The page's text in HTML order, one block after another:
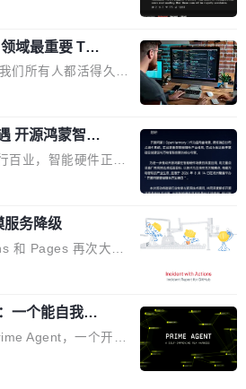
度仅16厘米，属于同
1600W电源产品。小
准A...
的事实——品牌对专
此迫切。 但市场扩容
在改变。2026年Top
,“产品”这个离消费
销层面的权重显著变
争正在从规模转向深
线协同...
充斥着大量过
研究员 Keller Jorda
他不是在说风凉
尽皆知但很少公开捅
了一句软化声明：
分论文都在过度宣传
，如果你筛选出那些
那它们大部分都是过
痛点。不是所有论文
那批论文最有问题。
Shen，一位 ICLR 2
域最重要 Top
们所有人都活得久。
客，而是出自 Hieu
是谁？他是 xAI
训练基础设施团队
一条帖子，列出了他
个开源项目。 第一
解释，但 FA2 是他
恰到好处，刚好能
那些"邪恶的" Hopp
修改和适配。 更关
开源鸿蒙智能
举行
百业，智能硬件正从
化、协同化发展。作
布式能力，为不同类
互联提供关键支撑，
新与商业增长打开新
蒙智能硬件开发者日
Hardware Develope
面向智能硬件产业
专家与资深技术顾
、设备适配、芯片适
服务降级
和 Pages 再次大规
可用超过 5 小时，
也因调度层故
code review、C
影响。从检测到完全
2026 年 8 月的第六
服务相关。 Git
一个能自我改
3 超越人类
Agent，一个开源
心设计围绕两个抽
（RLM）和 C